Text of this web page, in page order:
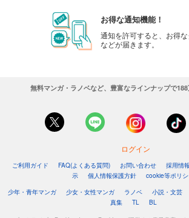
お得な通知機能！
通知を許可すると、お得
などが届きます。
無料マンガ・ラノベなど、豊富なラインナップで188
ログイン
ご利用ガイド FAQ(よくある質問) お問い合わせ 採用情報
示
個人情報保護方針
cookie等ポリ
少年・青年マンガ
少女・女性マンガ ラノベ 小説・文芸
真集
TL BL